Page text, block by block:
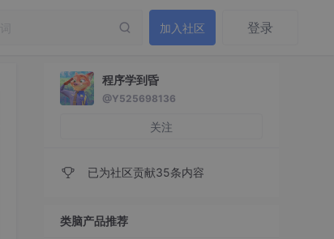
加入社区 登录
程序学到昏
@Y525698136
关注
已为社区贡献35条内容
类脑产品推荐